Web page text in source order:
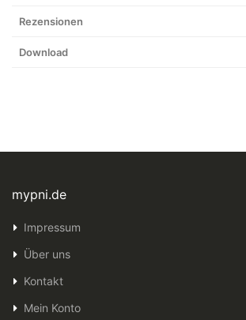
Rezensionen
Download
mypni.de
Impressum
Über uns
Kontakt
Mein Konto